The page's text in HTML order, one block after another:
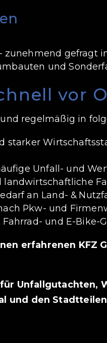
zunehmend gefragt
und
vor
regelmäßig in
starker
Unfall- und
landwirtschaftliche
an Land- &
Pkw- und
und E-Bike-
erfahrenen KFZ
Unfallgutachten,
und den